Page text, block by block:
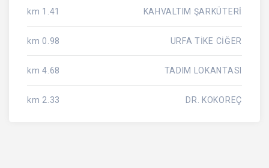
KAHVALTIM ŞARKÜTERİ
1.41 km
URFA TİKE CİĞER
0.98 km
TADIM LOKANTASI
4.68 km
DR. KOKOREÇ
2.33 km